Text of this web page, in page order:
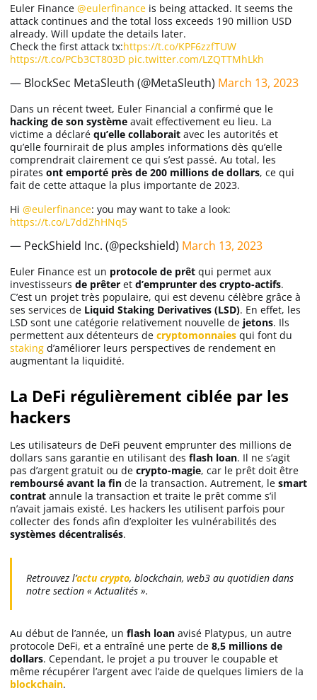
Binance Coin (BNB)
C’est quoi ?
Meilleur Broker
Apprendre
Indicateurs techniques
Investir
Meilleures plateformes
Meilleurs wallets
Euler Finance @eulerfinance is being attacked. It seems the
attack continues and the total loss exceeds 190 million USD
already. Will update the details later.
Check the first attack tx:https://t.co/KPF6zzfTUW
https://t.co/PCb3CT803D pic.twitter.com/LZQTTMhLkh
— BlockSec MetaSleuth (@MetaSleuth) March 13, 2023
Dans un récent tweet, Euler Financial a confirmé que le
hacking de son système avait effectivement eu lieu. La
victime a déclaré qu’elle collaborait avec les autorités et
qu’elle fournirait de plus amples informations dès qu’elle
comprendrait clairement ce qui s’est passé. Au total, les
pirates ont emporté près de 200 millions de dollars, ce qui
fait de cette attaque la plus importante de 2023.
Hi @eulerfinance: you may want to take a look:
https://t.co/L7ddZhHNq5
— PeckShield Inc. (@peckshield) March 13, 2023
Euler Finance est un protocole de prêt qui permet aux
investisseurs de prêter et d’emprunter des crypto-actifs.
C’est un projet très populaire, qui est devenu célèbre grâce à
ses services de Liquid Staking Derivatives (LSD). En effet, les
LSD sont une catégorie relativement nouvelle de jetons. Ils
permettent aux détenteurs de cryptomonnaies qui font du
staking d’améliorer leurs perspectives de rendement en
augmentant la liquidité.
La DeFi régulièrement ciblée par les
hackers
Les utilisateurs de DeFi peuvent emprunter des millions de
dollars sans garantie en utilisant des flash loan. Il ne s’agit
pas d’argent gratuit ou de crypto-magie, car le prêt doit être
remboursé avant la fin de la transaction. Autrement, le smart
contrat annule la transaction et traite le prêt comme s’il
n’avait jamais existé. Les hackers les utilisent parfois pour
collecter des fonds afin d’exploiter les vulnérabilités des
systèmes décentralisés.
Retrouvez l’actu crypto, blockchain, web3 au quotidien dans
notre section « Actualités ».
Au début de l’année, un flash loan avisé Platypus, un autre
protocole DeFi, et a entraîné une perte de 8,5 millions de
dollars. Cependant, le projet a pu trouver le coupable et
même récupérer l’argent avec l’aide de quelques limiers de la
blockchain.